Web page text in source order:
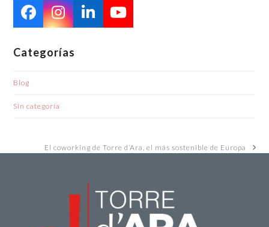
Facebook
Instagram
LinkedInYouTube
Categorías
Blog
Sin categoría
next
El coworking de Torre d’Ara, el más sostenible de Europa